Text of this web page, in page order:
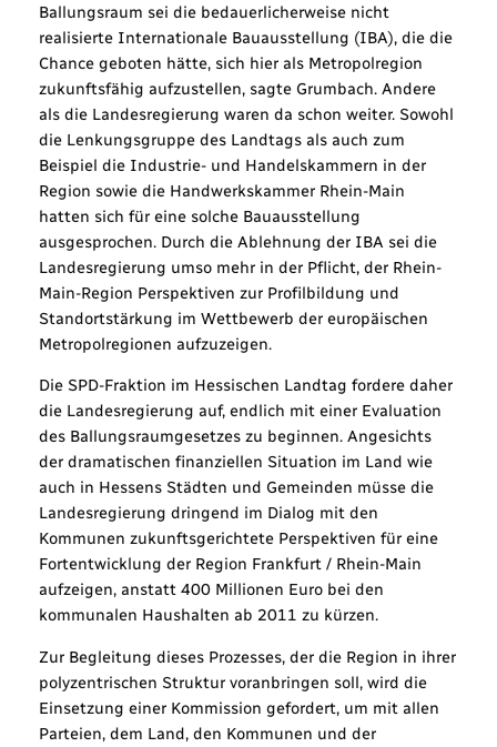
Ballungsraum sei die bedauerlicherweise nicht
realisierte Internationale Bauausstellung (IBA), die die
Chance geboten hätte, sich hier als Metropolregion
zukunftsfähig aufzustellen, sagte Grumbach. Andere
als die Landesregierung waren da schon weiter. Sowohl
die Lenkungsgruppe des Landtags als auch zum
Beispiel die Industrie- und Handelskammern in der
Region sowie die Handwerkskammer Rhein-Main
hatten sich für eine solche Bauausstellung
ausgesprochen. Durch die Ablehnung der IBA sei die
Landesregierung umso mehr in der Pflicht, der Rhein-
Main-Region Perspektiven zur Profilbildung und
Standortstärkung im Wettbewerb der europäischen
Metropolregionen aufzuzeigen.
Die SPD-Fraktion im Hessischen Landtag fordere daher
die Landesregierung auf, endlich mit einer Evaluation
des Ballungsraumgesetzes zu beginnen. Angesichts
der dramatischen finanziellen Situation im Land wie
auch in Hessens Städten und Gemeinden müsse die
Landesregierung dringend im Dialog mit den
Kommunen zukunftsgerichtete Perspektiven für eine
Fortentwicklung der Region Frankfurt / Rhein-Main
aufzeigen, anstatt 400 Millionen Euro bei den
kommunalen Haushalten ab 2011 zu kürzen.
Zur Begleitung dieses Prozesses, der die Region in ihrer
polyzentrischen Struktur voranbringen soll, wird die
Einsetzung einer Kommission gefordert, um mit allen
Parteien, dem Land, den Kommunen und der